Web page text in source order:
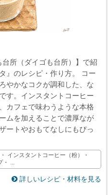
所（ダイゴも台所）】で紹
』のレシピ・作り方。 コー
やかなコクが調和した、な
す。インスタントコーヒー
カフェで味わうような本格
ムを加えることで濃厚なが
ートやおもてなしにもぴっ
インスタントコーヒー（粉）・
・ ...
詳しいレシピ・材料を見る